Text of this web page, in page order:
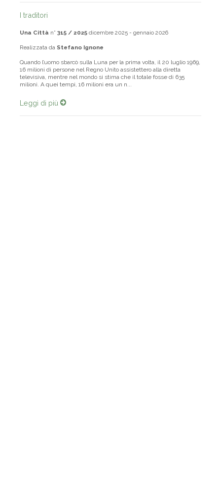
I traditori
Una Città n° 315 / 2025 dicembre 2025 - gennaio 2026
Realizzata da Stefano Ignone
Quando l’uomo sbarcò sulla Luna per la prima volta, il 20 luglio 1969,
16 milioni di persone nel Regno Unito assistettero alla diretta
televisiva, mentre nel mondo si stima che il totale fosse di 635
milioni. A quei tempi, 16 milioni era un n...
Leggi di più